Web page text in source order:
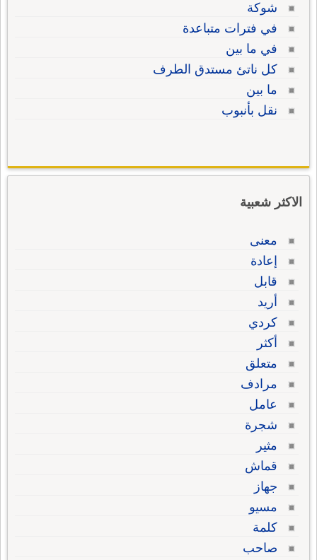
شوكة
في فترات متباعدة
في ما بين
كل ناتئ مستدق الطرف
ما بين
نقل بأنبوب
الاكثر شعبية
معنى
إعادة
قابل
أريد
كردي
أكثر
متعلق
مرادف
عامل
شجرة
مثير
قماش
جهاز
مسيو
كلمة
صاحب